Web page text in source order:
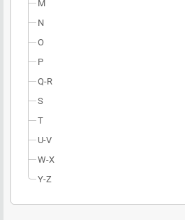
M
N
O
P
Q-R
S
T
U-V
W-X
Y-Z